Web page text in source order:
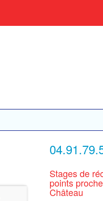
Stages de
points
Château